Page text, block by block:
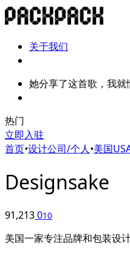
关于我们
她分享了这首歌，我就
热门
立即入驻
首页•设计公司/个人•美国
Designsake
91,213010
美国一家专注品牌和包装设